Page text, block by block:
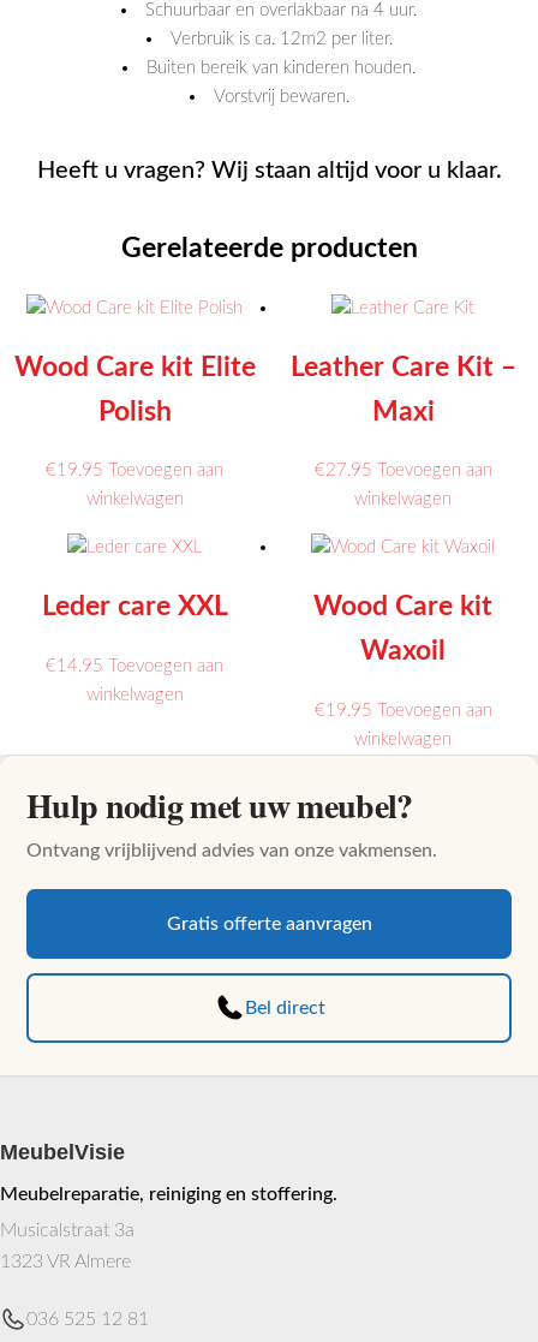
Schuurbaar en overlakbaar na 4 uur.
Verbruik is ca. 12m2 per liter.
Buiten bereik van kinderen houden.
Vorstvrij bewaren.
Heeft u vragen? Wij staan altijd voor u klaar.
Gerelateerde producten
Wood Care kit Elite
Polish
€19.95
Toevoegen aan
winkelwagen
Leather Care Kit –
Maxi
€27.95
Toevoegen aan
winkelwagen
Leder care XXL
€14.95 Toevoegen aan
winkelwagenDit
heeft
variaties.
kan
gekozen
op
productpagina
Wood Care kit
Waxoil
€19.95 Toevoegen aan
winkelwagen
Hulp nodig met uw meubel?
Ontvang vrijblijvend advies van onze vakmensen.
Gratis offerte aanvragen
Bel direct
MeubelVisie
Meubelreparatie, reiniging en stoffering.
Musicalstraat 3a
1323 VR Almere
036 525 12 81